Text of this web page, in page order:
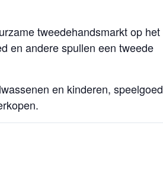
tweedehandsmarkt op het
en andere spullen een tweede
en kinderen, speelgoed